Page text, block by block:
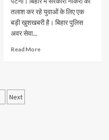
तलाश कर रहे युवाओं के लिए एक
बड़ी खुशखबरी है। बिहार पुलिस
अवर सेवा...
Read More
Next